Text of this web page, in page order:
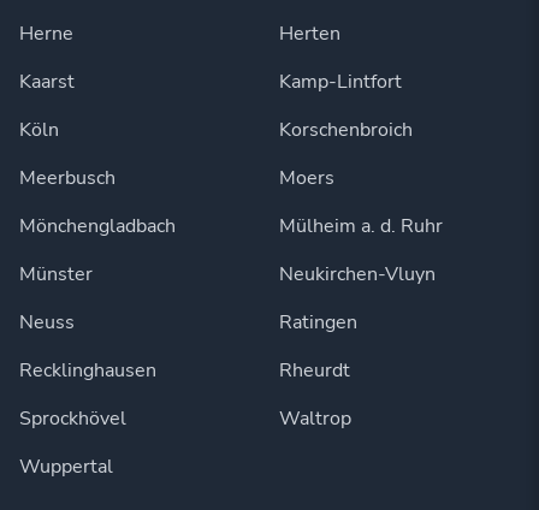
Herne
Herten
Kaarst
Kamp-Lintfort
Köln
Korschenbroich
Meerbusch
Moers
Mönchengladbach
Mülheim a. d. Ruhr
Münster
Neukirchen-Vluyn
Neuss
Ratingen
Recklinghausen
Rheurdt
Sprockhövel
Waltrop
Wuppertal